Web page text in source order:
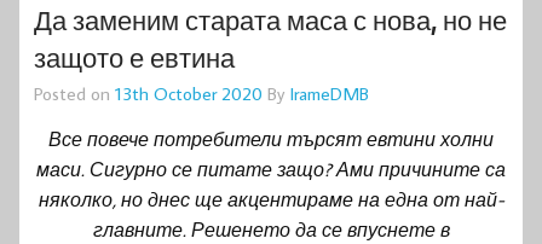
Да заменим старата маса с нова, но не
защото е евтина
Posted on 13th October 2020 By IrameDMB
Все повече потребители търсят евтини холни
маси. Сигурно се питате защо? Ами причините са
няколко, но днес ще акцентираме на една от най-
главните. Решенето да се впуснете в